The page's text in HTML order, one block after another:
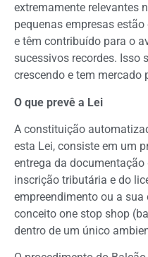
extremamente relevantes
pequenas empresas
e têm contribuído para o
sucessivos recordes. Isso
crescendo e tem mercado
O que prevê a Lei
A constituição
esta Lei, consiste em um
entrega da
inscrição tributária e do
empreendimento ou a sua
conceito one stop shop
dentro de um único